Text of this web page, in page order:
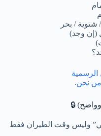
شتوية / بحر
(إن وجد)
من نحن.
🔒
وليس وقت الطيران فقط